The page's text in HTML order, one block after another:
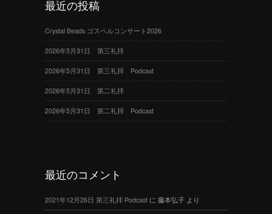
最近の投稿
Crystal Beads ゴスペルコンサート2026
2026年5月31日 第三礼拝
2026年5月31日 第三礼拝 Podcast
2026年5月31日 第二礼拝
2026年5月31日 第二礼拝 Podcast
最近のコメント
2021年12月26日 第三礼拝 Podcastに藤本弘子より